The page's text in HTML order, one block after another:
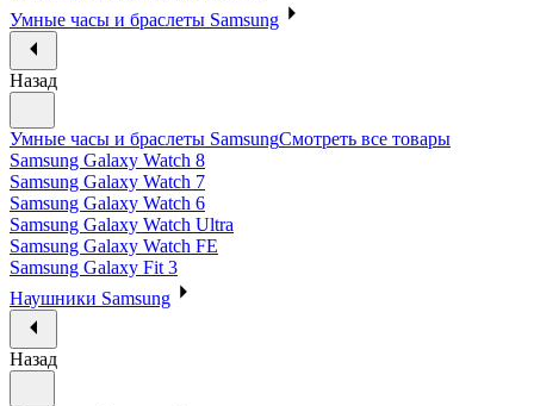
Умные часы и браслеты Samsung
Назад
Умные часы и браслеты SamsungСмотреть все товары
Samsung Galaxy Watch 8
Samsung Galaxy Watch 7
Samsung Galaxy Watch 6
Samsung Galaxy Watch Ultra
Samsung Galaxy Watch FE
Samsung Galaxy Fit 3
Наушники Samsung
Назад